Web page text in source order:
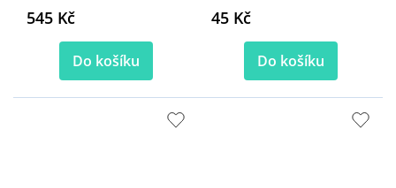
545 Kč
Do košíku
45 Kč
Do košíku